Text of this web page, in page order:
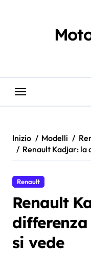
Inizio Modelli
Renault Kadjar: la
Renault
Renault
differenza
si vede